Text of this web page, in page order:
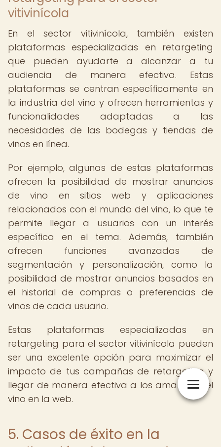
vitivinícola
En el sector vitivinícola, también existen
plataformas especializadas en retargeting
que pueden ayudarte a alcanzar a tu
audiencia de manera efectiva. Estas
plataformas se centran específicamente en
la industria del vino y ofrecen herramientas y
funcionalidades adaptadas a las
necesidades de las bodegas y tiendas de
vinos en línea.
Por ejemplo, algunas de estas plataformas
ofrecen la posibilidad de mostrar anuncios
de vino en sitios web y aplicaciones
relacionados con el mundo del vino, lo que te
permite llegar a usuarios con un interés
específico en el tema. Además, también
ofrecen funciones avanzadas de
segmentación y personalización, como la
posibilidad de mostrar anuncios basados en
el historial de compras o preferencias de
vinos de cada usuario.
Estas plataformas especializadas en
retargeting para el sector vitivinícola pueden
ser una excelente opción para maximizar el
impacto de tus campañas de retargeting y
llegar de manera efectiva a los amantes del
vino en la web.
5. Casos de éxito en la